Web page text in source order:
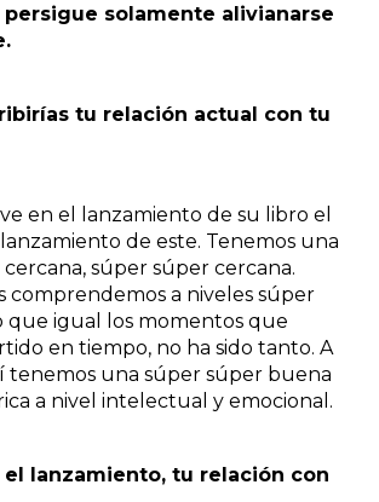
solamente alivianarse
tu relación actual con tu
en el lanzamiento de su libro el
de este. Tenemos una
súper súper cercana.
comprendemos a niveles súper
que igual los momentos que
en tiempo, no ha sido tanto. A
tenemos una súper súper buena
a nivel intelectual y emocional.
lanzamiento, tu relación con